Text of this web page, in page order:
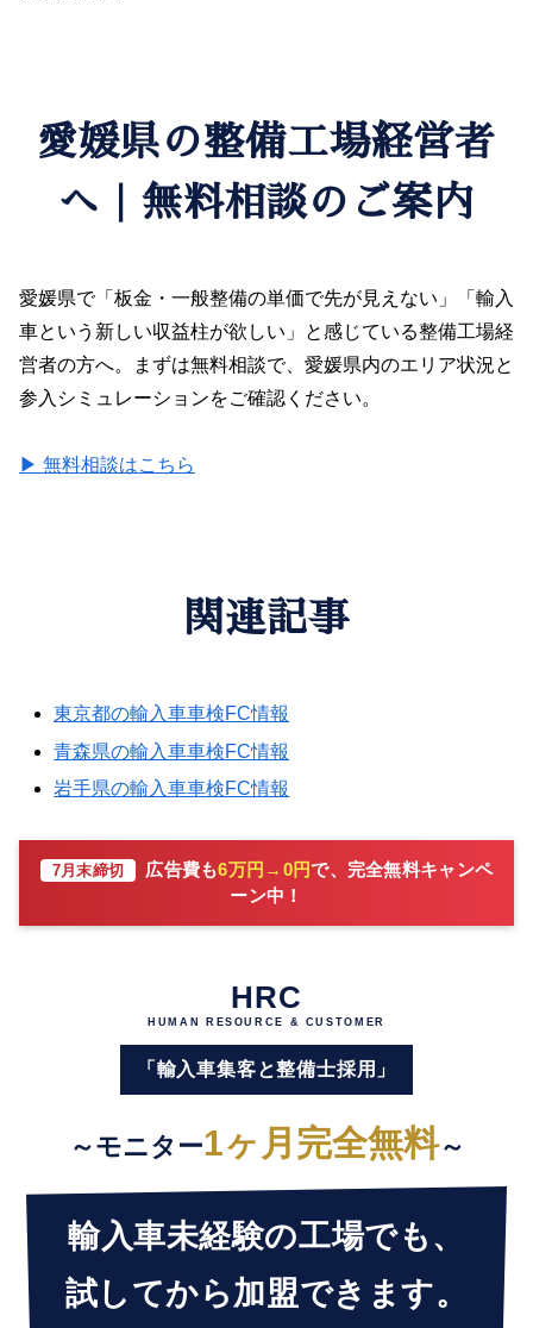
愛媛県の整備工場経営者
へ｜無料相談のご案内
愛媛県で「板金・一般整備の単価で先が見えない」「輸入
車という新しい収益柱が欲しい」と感じている整備工場経
営者の方へ。まずは無料相談で、愛媛県内のエリア状況と
参入シミュレーションをご確認ください。
▶ 無料相談はこちら
関連記事
東京都の輸入車車検FC情報
青森県の輸入車車検FC情報
岩手県の輸入車車検FC情報
7月末締切 広告費も6万円→0円で、完全無料キャンペ
ーン中！
HRC
HUMAN RESOURCE & CUSTOMER
「輸入車集客と整備士採用」
～モニター1ヶ月完全無料～
輸入車未経験の工場でも、
試してから加盟できます。